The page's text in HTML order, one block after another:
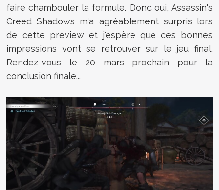
faire chambouler la formule. Donc oui, Assassin's
Creed Shadows m'a agréablement surpris lors
de cette preview et j'espère que ces bonnes
impressions vont se retrouver sur le jeu final.
Rendez-vous le 20 mars prochain pour la
conclusion finale...